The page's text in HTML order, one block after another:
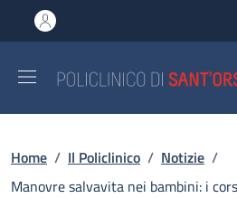
al contenuto principale
to footer content
Briciole di pane
Home / Il Policlinico / Notizie /
Manovre salvavita nei bambini: i